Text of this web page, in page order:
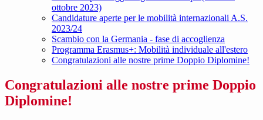
ottobre 2023)
Candidature aperte per le mobilità internazionali A.S.
2023/24
Scambio con la Germania - fase di accoglienza
Programma Erasmus+: Mobilità individuale all'estero
Congratulazioni alle nostre prime Doppio Diplomine!
Congratulazioni alle nostre prime Doppio
Diplomine!